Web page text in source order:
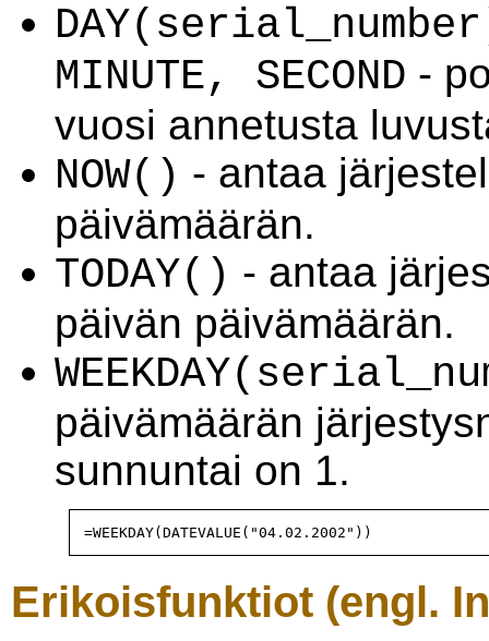
MINUTE, SECOND -
vuosi annetusta
NOW() - antaa
päivämäärän.
TODAY() - antaa
päivän päivämäärän.
päivämäärän
sunnuntai on 1.
=WEEKDAY(DATEVALUE("04.02.2002"))
Erikoisfunktiot (engl.